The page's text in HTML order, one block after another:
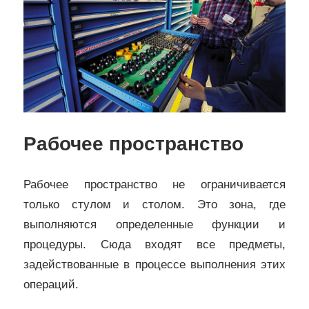
Рабочее пространство
Рабочее пространство не ограничивается
только стулом и столом. Это зона, где
выполняются определенные функции и
процедуры. Сюда входят все предметы,
задействованные в процессе выполнения этих
операций.